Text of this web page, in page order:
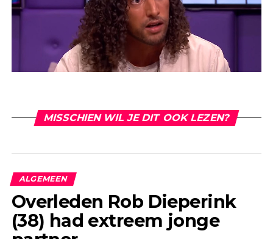
MISSCHIEN WIL JE DIT OOK LEZEN?
ALGEMEEN
Overleden Rob Dieperink
(38) had extreem jonge